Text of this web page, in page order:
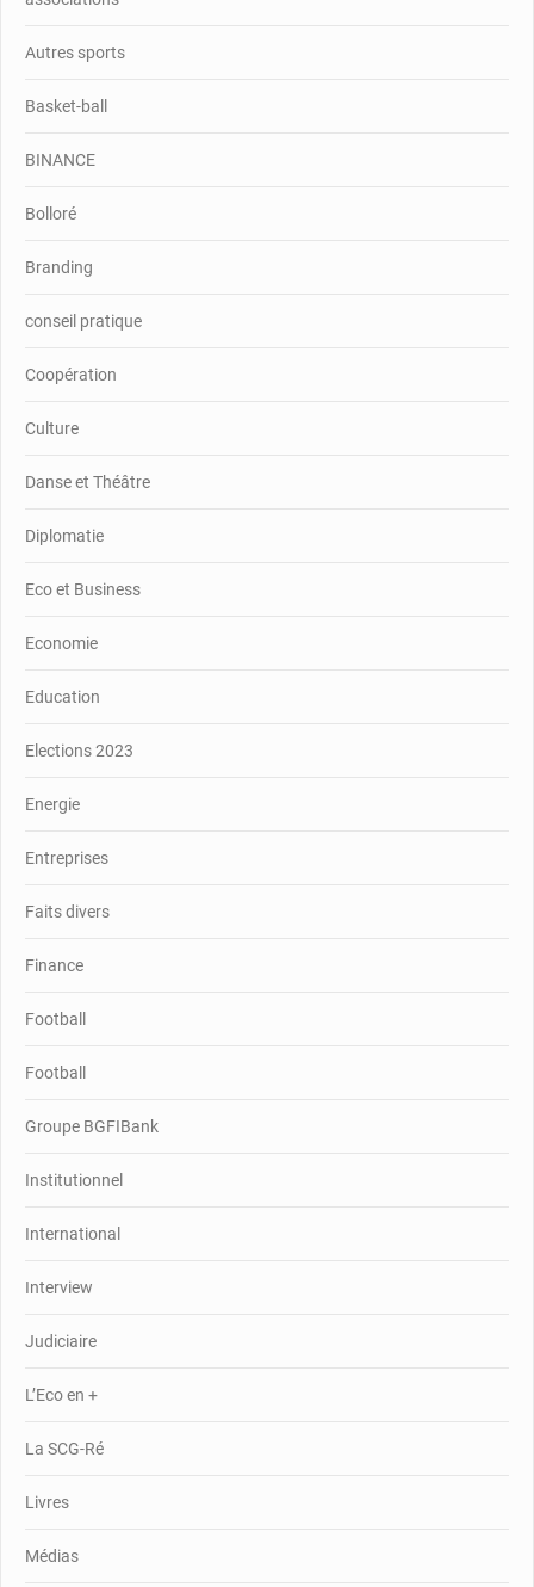
Autres sports
Basket-ball
BINANCE
Bolloré
Branding
conseil pratique
Coopération
Culture
Danse et Théâtre
Diplomatie
Eco et Business
Economie
Education
Elections 2023
Energie
Entreprises
Faits divers
Finance
Football
Football
Groupe BGFIBank
Institutionnel
International
Interview
Judiciaire
L’Eco en +
La SCG-Ré
Livres
Médias